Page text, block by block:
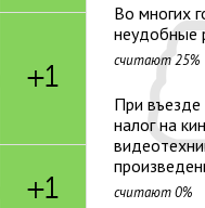
+1
+1
Во многих
неудобные
считают 25%
При
налог на
считают 0%